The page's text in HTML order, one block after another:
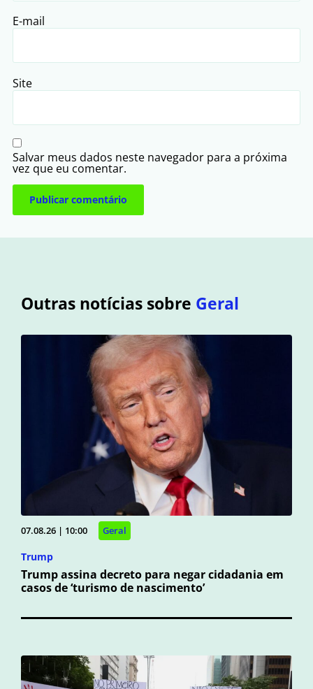
E-mail
Site
Salvar meus dados neste navegador para a próxima
vez que eu comentar.
Outras notícias sobre Geral
07.08.26 | 10:00 Geral
Trump
Trump assina decreto para negar cidadania em
casos de ‘turismo de nascimento’